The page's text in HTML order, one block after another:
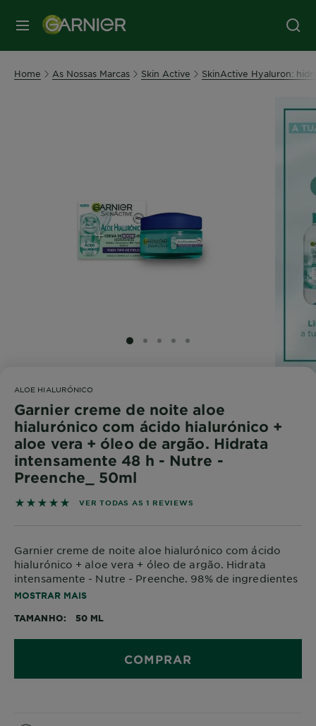
MENU
Home As Nossas Marcas Skin Active SkinActive Hyaluron:
SLIDE 1
SLIDE 2
SLIDE 3
SLIDE 4
SLIDE 5
ALOE HIALURÓNICO
Garnier creme de noite aloe
hialurónico com ácido hialurónico +
aloe vera + óleo de argão. Hidrata
intensamente 48 h - Nutre -
Preenche_ 50ml
5 out of 5 stars based on reviews
VER TODAS AS 1 REVIEWS
Garnier creme de noite aloe hialurónico com ácido
hialurónico + aloe vera + óleo de argão. Hidrata
intensamente - Nutre - Preenche. 98% de ingredientes
de origem natural. Fórmula vegan com textura em gel
proporciona um efeito de preenchimento para que a
MOSTRAR MAIS
TAMANHO 50 ML
COMPRAR